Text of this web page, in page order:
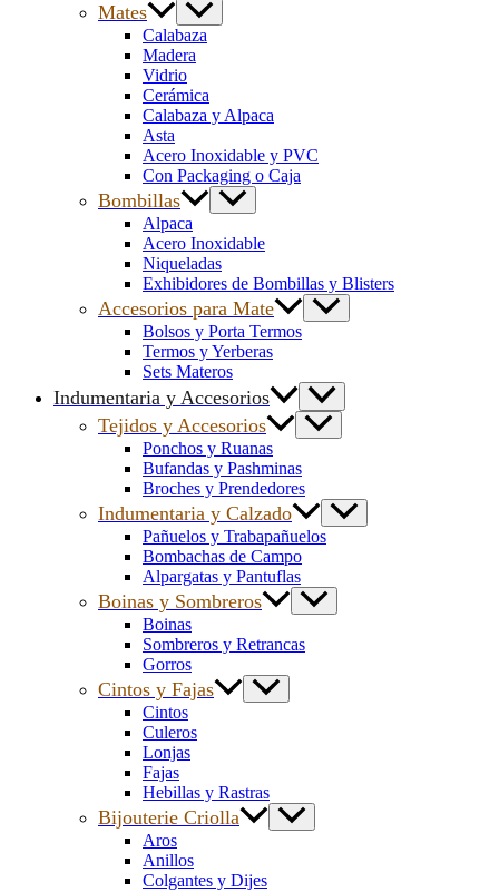
Mates
Calabaza
Madera
Vidrio
Cerámica
Calabaza y Alpaca
Asta
Acero Inoxidable y PVC
Con Packaging o Caja
Bombillas
Alpaca
Acero Inoxidable
Niqueladas
Exhibidores de Bombillas y Blisters
Accesorios para Mate
Bolsos y Porta Termos
Termos y Yerberas
Sets Materos
Indumentaria y Accesorios
Tejidos y Accesorios
Ponchos y Ruanas
Bufandas y Pashminas
Broches y Prendedores
Indumentaria y Calzado
Pañuelos y Trabapañuelos
Bombachas de Campo
Alpargatas y Pantuflas
Boinas y Sombreros
Boinas
Sombreros y Retrancas
Gorros
Cintos y Fajas
Cintos
Culeros
Lonjas
Fajas
Hebillas y Rastras
Bijouterie Criolla
Aros
Anillos
Colgantes y Dijes